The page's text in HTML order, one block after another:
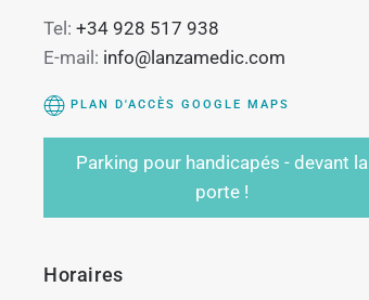
Tel: +34 928 517 938
E-mail: info@lanzamedic.com
PLAN D'ACCÈS GOOGLE MAPS
Parking pour handicapés - devant la
porte !
Horaires